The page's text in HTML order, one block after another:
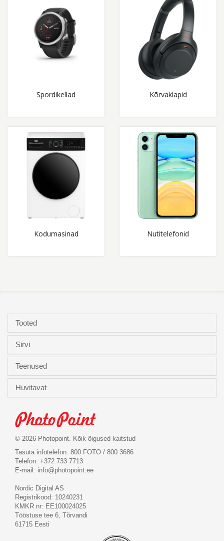
Spordikellad Kõrvaklapid
Kodumasinad Nutitelefonid
Tooted
Sirvi
Teenused
Huvitavat
© 2026 Photopoint. Kõik õigused kaitstud
Tasuta infotelefon: 800 FOTO / 800 3686
Telefon: +372 733 7713
E-mail: info@photopoint.ee
Nordic Digital AS
Registrikood: 10240231
KMKR nr: EE100024025
Tööstuse tee 6, Tõrvandi
61715 Eesti